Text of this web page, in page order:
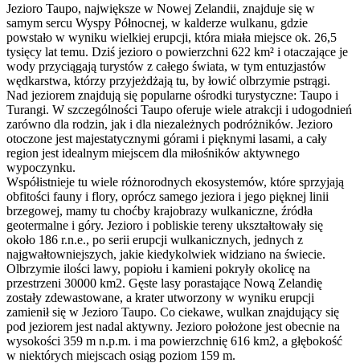
Jezioro Taupo, największe w Nowej Zelandii, znajduje się w
samym sercu Wyspy Północnej, w kalderze wulkanu, gdzie
powstało w wyniku wielkiej erupcji, która miała miejsce ok. 26,5
tysięcy lat temu. Dziś jezioro o powierzchni 622 km² i otaczające je
wody przyciągają turystów z całego świata, w tym entuzjastów
wędkarstwa, którzy przyjeżdżają tu, by łowić olbrzymie pstrągi.
Nad jeziorem znajdują się popularne ośrodki turystyczne: Taupo i
Turangi. W szczególności Taupo oferuje wiele atrakcji i udogodnień
zarówno dla rodzin, jak i dla niezależnych podróżników. Jezioro
otoczone jest majestatycznymi górami i pięknymi lasami, a cały
region jest idealnym miejscem dla miłośników aktywnego
wypoczynku.
Współistnieje tu wiele różnorodnych ekosystemów, które sprzyjają
obfitości fauny i flory, oprócz samego jeziora i jego pięknej linii
brzegowej, mamy tu choćby krajobrazy wulkaniczne, źródła
geotermalne i góry. Jezioro i pobliskie tereny ukształtowały się
około 186 r.n.e., po serii erupcji wulkanicznych, jednych z
najgwałtowniejszych, jakie kiedykolwiek widziano na świecie.
Olbrzymie ilości lawy, popiołu i kamieni pokryły okolicę na
przestrzeni 30000 km2. Gęste lasy porastające Nową Zelandię
zostały zdewastowane, a krater utworzony w wyniku erupcji
zamienił się w Jezioro Taupo. Co ciekawe, wulkan znajdujący się
pod jeziorem jest nadal aktywny. Jezioro położone jest obecnie na
wysokości 359 m n.p.m. i ma powierzchnię 616 km2, a głębokość
w niektórych miejscach osiąg poziom 159 m.